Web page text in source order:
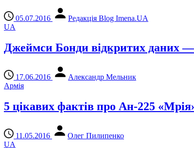
05.07.2016
Редакція Blog Imena.UA
UA
Джеймси Бонди відкритих даних —
17.06.2016
Александр Мельник
Армія
5 цікавих фактів про Ан-225
11.05.2016
Олег Пилипенко
UA